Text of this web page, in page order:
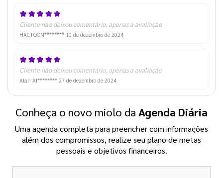
Cliente não deixou comentário, apenas a avaliação
HACTOON******** 10 de dezembro de 2024
Cliente não deixou comentário, apenas a avaliação
Alan Al******** 27 de dezembro de 2024
Conheça o novo miolo da Agenda Diária
Uma agenda completa para preencher com informações
além dos compromissos, realize seu plano de metas
pessoais e objetivos financeiros.